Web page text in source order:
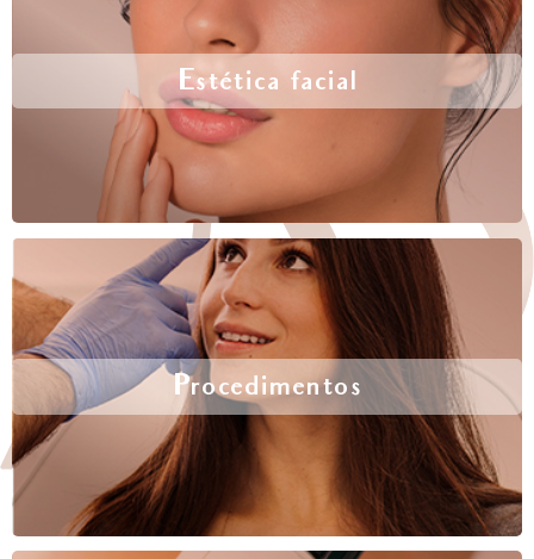
Estética facial
Procedimentos